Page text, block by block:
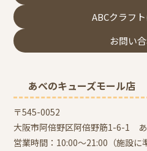
ABCクラフ
お問い
あべのキューズモール店
〒545-0052
大阪市阿倍野区阿倍野筋1-6-1
営業時間：10:00～21:00（施設に